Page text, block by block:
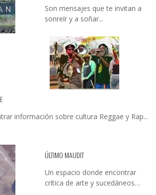
Son mensajes que te invitan a
sonreír y a soñar...
información sobre cultura Reggae y Rap...
ÚLTIMO MAUDIT
Un espacio donde encontrar
crítica de arte y sucedáneos…